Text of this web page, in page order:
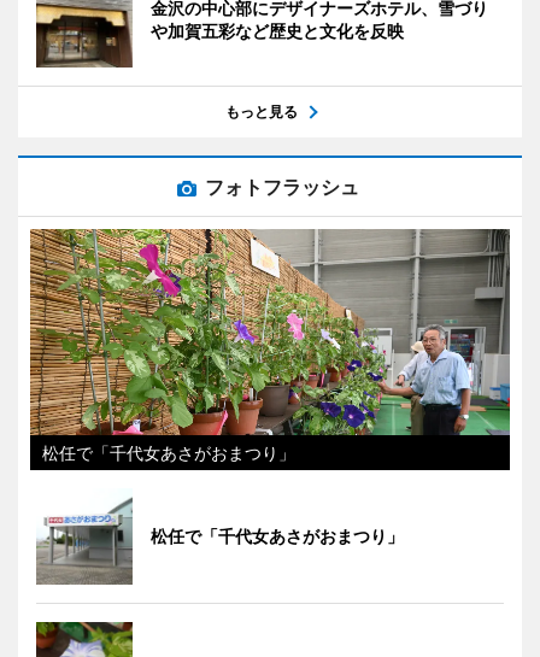
金沢の中心部にデザイナーズホテル、雪づり
や加賀五彩など歴史と文化を反映
もっと見る
フォトフラッシュ
松任で「千代女あさがおまつり」
松任で「千代女あさがおまつり」